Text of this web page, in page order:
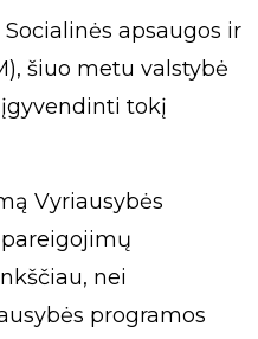
apsaugos ir
šiuo metu valstybė
tokį
Vyriausybės
nei
programos